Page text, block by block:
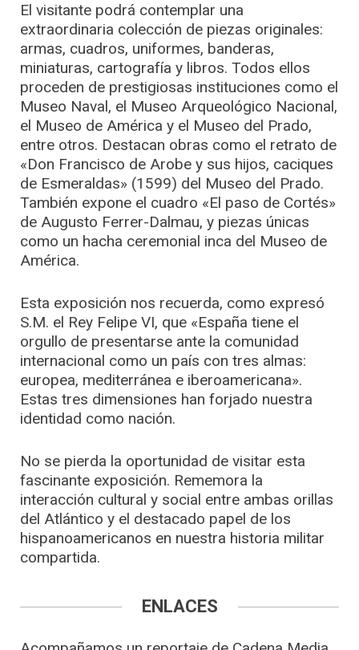
El visitante podrá contemplar una
extraordinaria colección de piezas originales:
armas, cuadros, uniformes, banderas,
miniaturas, cartografía y libros. Todos ellos
proceden de prestigiosas instituciones como el
Museo Naval, el Museo Arqueológico Nacional,
el Museo de América y el Museo del Prado,
entre otros. Destacan obras como el retrato de
«Don Francisco de Arobe y sus hijos, caciques
de Esmeraldas» (1599) del Museo del Prado.
También expone el cuadro «El paso de Cortés»
de Augusto Ferrer-Dalmau, y piezas únicas
como un hacha ceremonial inca del Museo de
América.
Esta exposición nos recuerda, como expresó
S.M. el Rey Felipe VI, que «España tiene el
orgullo de presentarse ante la comunidad
internacional como un país con tres almas:
europea, mediterránea e iberoamericana».
Estas tres dimensiones han forjado nuestra
identidad como nación.
No se pierda la oportunidad de visitar esta
fascinante exposición. Rememora la
interacción cultural y social entre ambas orillas
del Atlántico y el destacado papel de los
hispanoamericanos en nuestra historia militar
compartida.
ENLACES